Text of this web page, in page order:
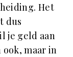
Het
dus
je geld aan
maar in